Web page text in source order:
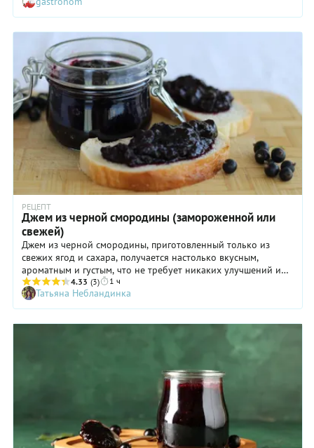
вкусным и само по себе, и как начинка для пирогов.
РЕЦЕПТ
Джем из черной смородины (замороженной или
свежей)
Джем из черной смородины, приготовленный только из
свежих ягод и сахара, получается настолько вкусным,
ароматным и густым, что не требует никаких улучшений и
дополнений. Впрочем, вы можете использовать и другие
ингредиенты, например, малину, крыжовник, щепотку
мускатного ореха или молотую гвоздику. А если не сезон,
приготовьте джем из замороженной черной смородины —
рецепт останется практически неизменным. Просто заранее,
минимум за 5 часов, переложите ягоды в дуршлаг и
поставьте в холодильник для бережной разморозки.
4.33 (3) 1 ч
Татьяна Небландинка